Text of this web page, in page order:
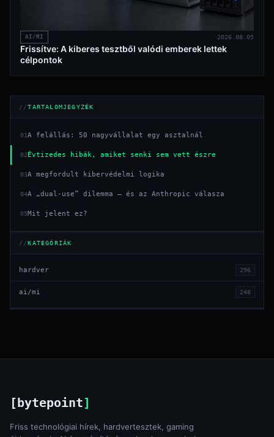
AI/MI 2026.08.05
Frissítve: A kiberes tesztből valódi emberek lettek
célpontok
TARTALOMJEGYZÉK
01A felállás: 50 nagyvállalat egy asztalnál
02 Évtizedes hibák, amiket senki sem vett észre
03A megfordult kibervédelmi logika
04A „dual-use” dilemma — és az Anthropic válasza
05Mit jelent ez?
KATEGÓRIÁK
hardver 296
ai/mi 248
[bytepoint]
Friss technológiai hírek, hardvertesztek, gaming